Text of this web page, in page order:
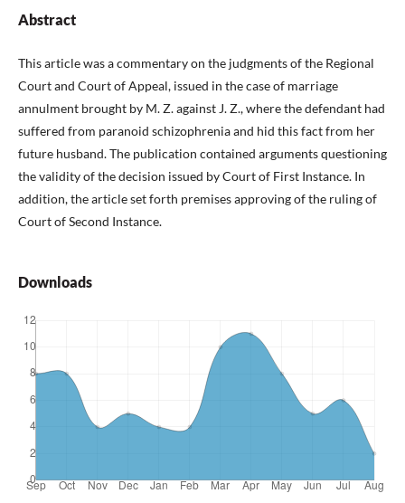
Abstract
This article was a commentary on the judgments of the Regional
Court and Court of Appeal, issued in the case of marriage
annulment brought by M. Z. against J. Z., where the defendant had
suffered from paranoid schizophrenia and hid this fact from her
future husband. The publication contained arguments questioning
the validity of the decision issued by Court of First Instance. In
addition, the article set forth premises approving of the ruling of
Court of Second Instance.
Downloads